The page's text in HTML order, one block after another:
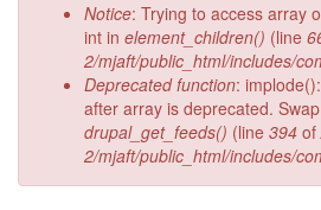
Notice: Trying to access array
int in element_children() (line
2/mjaft/public_html/includes/
Deprecated function:
after array is deprecated.
drupal_get_feeds() (line 394 of
2/mjaft/public_html/includes/